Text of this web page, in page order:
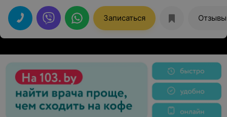
очень много комплиментов) Спасибо Вам за эту
прекрасную работу
Записаться Отзывы